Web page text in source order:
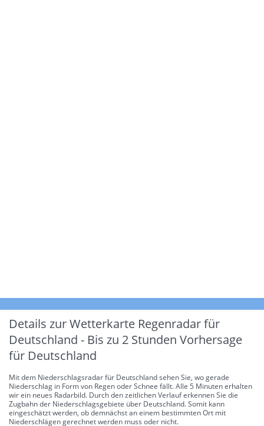
Details zur Wetterkarte Regenradar für
Deutschland - Bis zu 2 Stunden Vorhersage
für Deutschland
Mit dem Niederschlagsradar für Deutschland sehen Sie, wo gerade
Niederschlag in Form von Regen oder Schnee fällt. Alle 5 Minuten erhalten
wir ein neues Radarbild. Durch den zeitlichen Verlauf erkennen Sie die
Zugbahn der Niederschlagsgebiete über Deutschland. Somit kann
eingeschätzt werden, ob demnächst an einem bestimmten Ort mit
Niederschlägen gerechnet werden muss oder nicht.